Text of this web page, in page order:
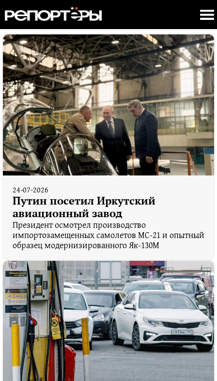
24-07-2026
Путин посетил Иркутский
авиационный завод
Президент осмотрел производство
импортозамещенных самолетов МС-21 и опытный
образец модернизированного Як-130М